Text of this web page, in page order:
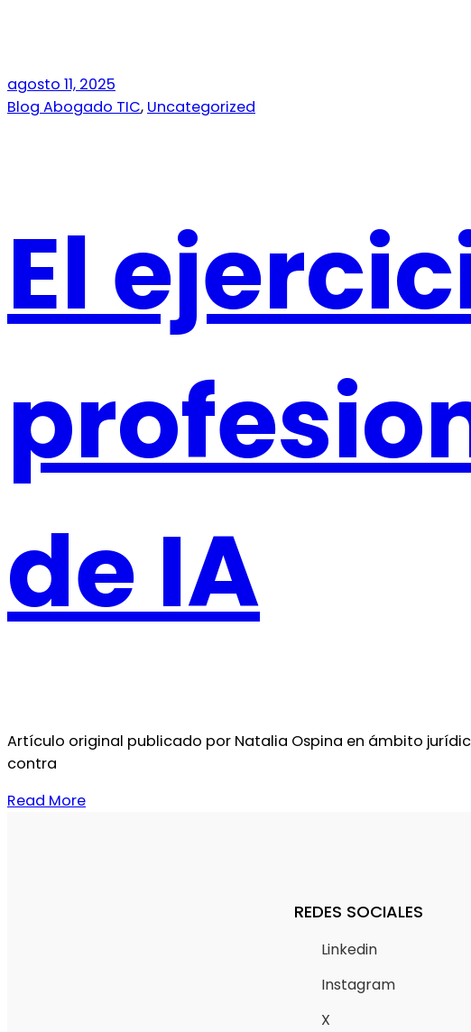
agosto 11, 2025
Blog Abogado TIC, Uncategorized
El
de IA
Artículo original publicado por Natalia Ospina en ámbito
contra
Read More
REDES SOCIALES
Linkedin
Instagram
X